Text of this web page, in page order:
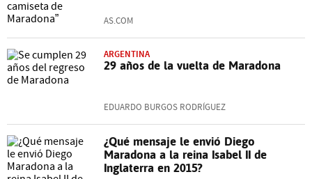
AS.COM
ARGENTINA
29 años de la vuelta de Maradona
EDUARDO BURGOS RODRÍGUEZ
¿Qué mensaje le envió Diego
Maradona a la reina Isabel II de
Inglaterra en 2015?